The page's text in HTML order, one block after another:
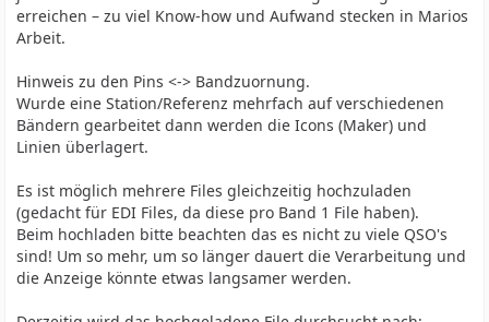
erreichen – zu viel Know-how und Aufwand stecken in Marios
Arbeit.
Hinweis zu den Pins <-> Bandzuornung.
Wurde eine Station/Referenz mehrfach auf verschiedenen
Bändern gearbeitet dann werden die Icons (Maker) und
Linien überlagert.
Es ist möglich mehrere Files gleichzeitig hochzuladen
(gedacht für EDI Files, da diese pro Band 1 File haben).
Beim hochladen bitte beachten das es nicht zu viele QSO's
sind! Um so mehr, um so länger dauert die Verarbeitung und
die Anzeige könnte etwas langsamer werden.